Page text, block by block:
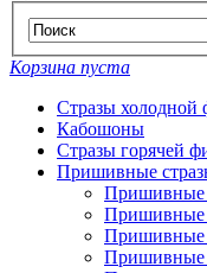
Корзина пуста
Стразы холодной
Кабошоны
Стразы горячей
Пришивные
Пришивные
Пришивные
Пришивные
Пришивные